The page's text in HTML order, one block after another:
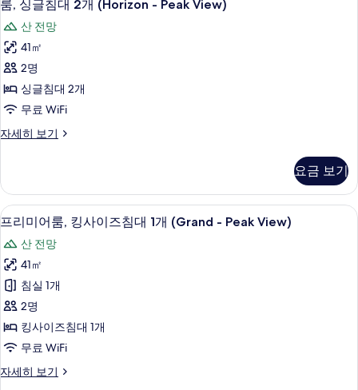
View)
사
진
모
두
보
기
1
개
(Horizon
Peak
View)
자
세
히
싱
글
침
대
2
개
(Horizon
View)
사
진
모
두
보
기
룸, 싱글침대 2개 (Horizon - Peak View)
산 전망
41㎡
2명
싱글침대 2개
무료 WiFi
자세히 보기
룸,
대
개
(Horizon
-
Peak
View)
자
세
히
보
기
요금 보기
프
미
어
룸,
킹
사
이
즈
7
프리미어룸, 킹사이즈침대 1개 (Grand - Peak View)
산 전망
41㎡
침실 1개
2명
킹사이즈침대 1개
무료 WiFi
자세히 보기
프